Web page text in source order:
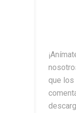
que los